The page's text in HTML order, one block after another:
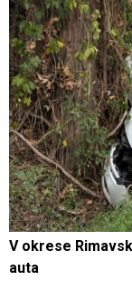
V okrese
auta